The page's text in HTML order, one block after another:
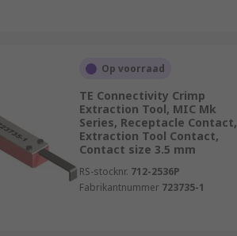
Op voorraad
TE Connectivity Crimp
Extraction Tool, MIC Mk
Series, Receptacle Contact,
Extraction Tool Contact,
Contact size 3.5 mm
RS-stocknr. 712-2536P
Fabrikantnummer 723735-1